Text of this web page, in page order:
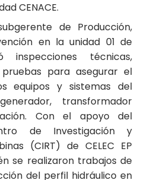
CENACE.
de Producción,
en la unidad 01 de
inspecciones técnicas,
pruebas para asegurar el
equipos y sistemas del
transformador
Con el apoyo del
de Investigación y
(CIRT) de CELEC EP
se realizaron trabajos de
del perfil hidráulico en